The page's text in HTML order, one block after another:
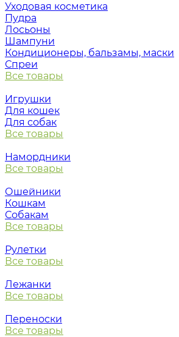
Уходовая косметика
Пудра
Лосьоны
Шампуни
Кондиционеры, бальзамы, маски
Спреи
Все товары
Игрушки
Для кошек
Для собак
Все товары
Намордники
Все товары
Ошейники
Кошкам
Собакам
Все товары
Рулетки
Все товары
Лежанки
Все товары
Переноски
Все товары